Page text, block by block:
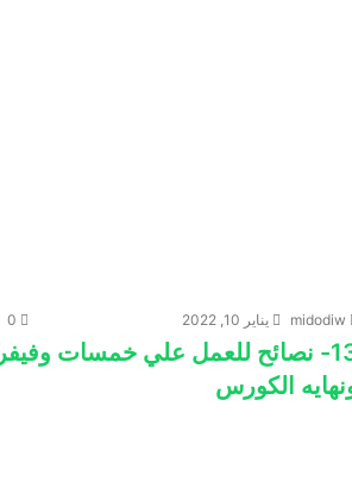
midodiw يناير 10, 2022 0
13- نصائح للعمل علي خمسات وفيفر
الكورس